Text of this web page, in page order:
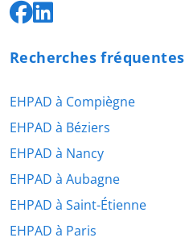
Recherches fréquentes
EHPAD à Compiègne
EHPAD à Béziers
EHPAD à Nancy
EHPAD à Aubagne
EHPAD à Saint-Étienne
EHPAD à Paris